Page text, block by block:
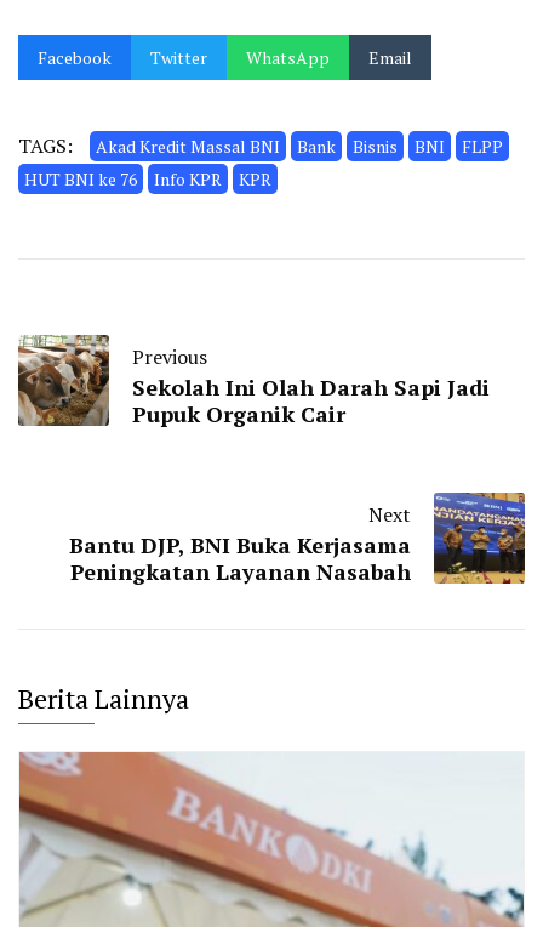
Facebook Twitter WhatsApp Email
TAGS: Akad Kredit Massal BNI Bank Bisnis BNI
FLPP
HUT BNI ke 76
Info KPR KPR
Previous
Sekolah Ini Olah Darah Sapi Jadi
Pupuk Organik Cair
Next
Bantu DJP, BNI Buka Kerjasama
Peningkatan Layanan Nasabah
Berita Lainnya